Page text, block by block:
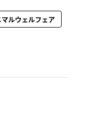
ルウェルフェア